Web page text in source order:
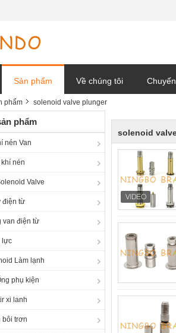
Sản phẩm Về chúng tôi
phẩm solenoid valve plunger
phẩm
nén Van
nén
Valve
điện từ
van điện từ
lực
Làm lạnh
phụ kiện
xi lanh
bôi trơn
solenoid